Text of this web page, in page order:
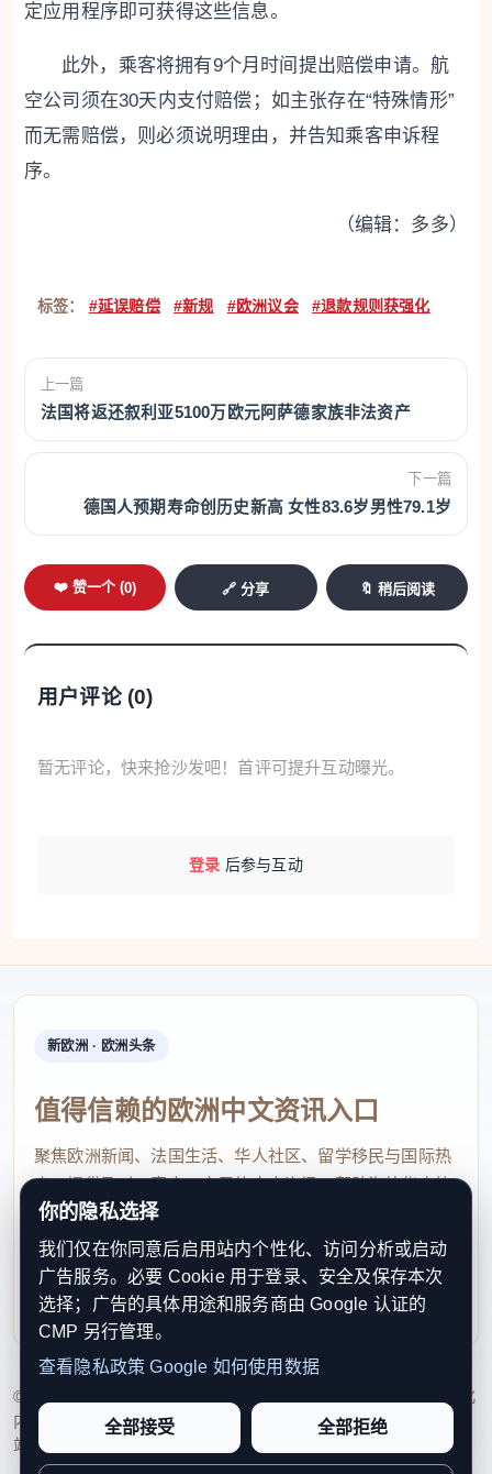
定应用程序即可获得这些信息。
此外，乘客将拥有9个月时间提出赔偿申请。航
空公司须在30天内支付赔偿；如主张存在“特殊情形”
而无需赔偿，则必须说明理由，并告知乘客申诉程
序。
（编辑：多多）
标签： #延误赔偿 #新规 #欧洲议会 #退款规则获强化
上一篇
法国将返还叙利亚5100万欧元阿萨德家族非法资产
下一篇
德国人预期寿命创历史新高 女性83.6岁男性79.1岁
❤️ 赞一个 (0) 🔗 分享 🔖 稍后阅读
用户评论 (0)
暂无评论，快来抢沙发吧！首评可提升互动曝光。
登录 后参与互动
新欧洲 · 欧洲头条
值得信赖的欧洲中文资讯入口
聚焦欧洲新闻、法国生活、华人社区、留学移民与国际热
点，提供及时、真实、实用的中文资讯，帮助海外华人快
速了解欧洲动态。
contact@xinouzhou.com
服务支持、版权与合作：工作日优先处理站务、投稿与权
利通知
© 2026 新欧洲·欧洲头条. All Rights Reserved. 本网站持续优化
内容透明度、联系方式与用户权利说明，以提升品牌信任感和
站点完整度。
你的隐私选择
我们仅在你同意后启用站内个性化、访问分析或启动
广告服务。必要 Cookie 用于登录、安全及保存本次
选择；广告的具体用途和服务商由 Google 认证的
CMP 另行管理。
查看隐私政策 Google 如何使用数据
全部接受 全部拒绝